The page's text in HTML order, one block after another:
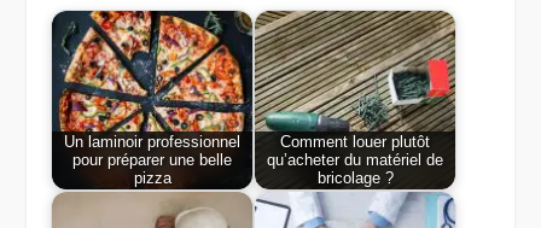
Un laminoir professionnel
pour préparer une belle
pizza
Comment louer plutôt
qu’acheter du matériel de
bricolage ?